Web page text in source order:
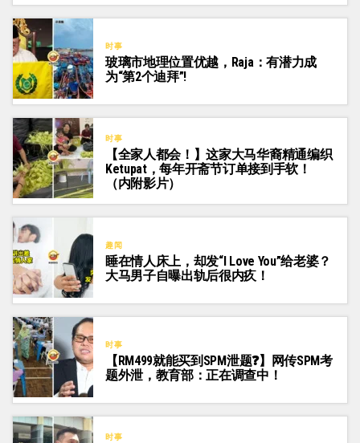
时事
玻璃市地理位置优越，Raja：有潜力成
为“第2个迪拜”!
时事
【全家人都会！】这家大马华裔精通编织
Ketupat，每年开斋节订单接到手软！
（内附影片）
趣闻
睡在情人床上，却发“I Love You”给老婆？
大马男子自曝出轨后很内疚！
时事
【RM499就能买到SPM泄题❓】网传SPM考
题外泄，教育部：正在调查中！
时事